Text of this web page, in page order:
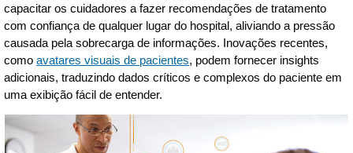
capacitar os cuidadores a fazer recomendações de tratamento
com confiança de qualquer lugar do hospital, aliviando a pressão
causada pela sobrecarga de informações. Inovações recentes,
comoavatares visuais de pacientes, podem fornecer insights
adicionais, traduzindo dados críticos e complexos do paciente em
uma exibição fácil de entender.